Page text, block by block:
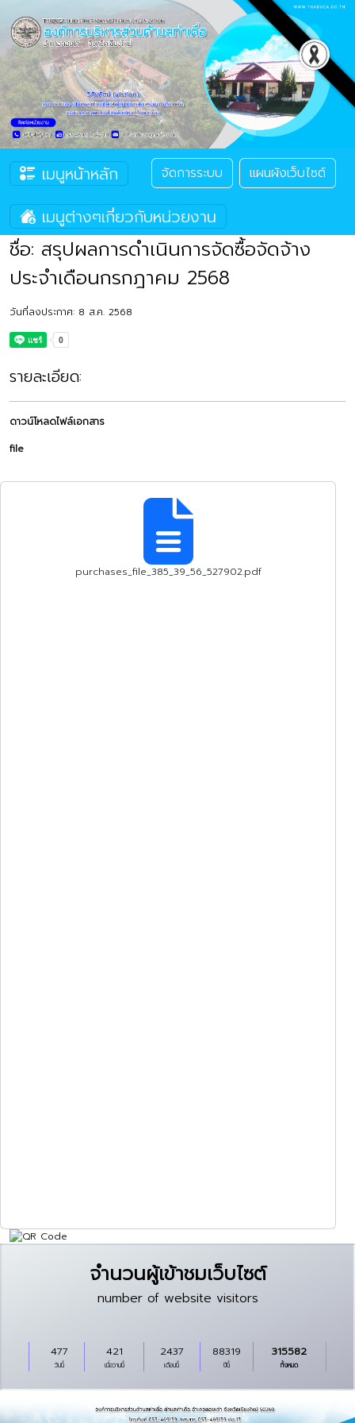
เมนูหน้าหลัก จัดการระบบ แผนผังเว็บไซต์
เมนูต่างๆเกี่ยวกับหน่วยงาน
ชื่อ: สรุปผลการดำเนินการจัดซื้อจัดจ้าง
ประจำเดือนกรกฎาคม 2568
วันที่ลงประกาศ: 8 ส.ค. 2568
รายละเอียด:
ดาวน์โหลดไฟล์เอกสาร
file
purchases_file_385_39_56_527902.pdf
จำนวนผู้เข้าชมเว็บไซต์
number of website visitors
วันนี้
477
เมื่อวานนี้
421
เดือนนี้
2437
ปีนี้
88319
ทั้งหมด
315582